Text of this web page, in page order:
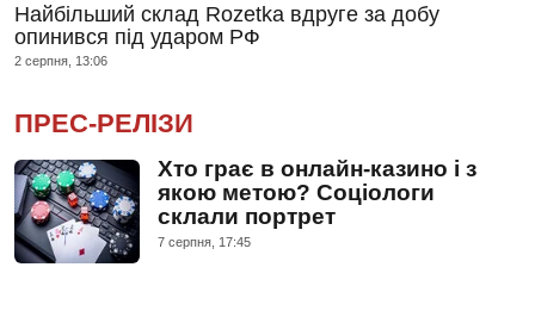
Найбільший склад Rozetka вдруге за добу
опинився під ударом РФ
2 серпня, 13:06
ПРЕС-РЕЛІЗИ
Хто грає в онлайн-казино і з
якою метою? Соціологи
склали портрет
7 серпня, 17:45